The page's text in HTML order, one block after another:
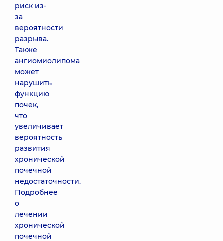
риск из-
за
вероятности
разрыва.
Также
ангиомиолипома
может
нарушить
функцию
почек,
что
увеличивает
вероятность
развития
хронической
почечной
недостаточности.
Подробнее
о
лечении
хронической
почечной